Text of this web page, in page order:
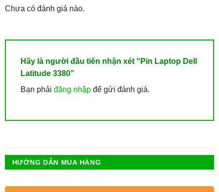
Chưa có đánh giá nào.
Hãy là người đầu tiên nhận xét “Pin Laptop Dell
Latitude 3380”
Bạn phải đăng nhậpđể gửi đánh giá.
HƯỚNG DẪN MUA HÀNG